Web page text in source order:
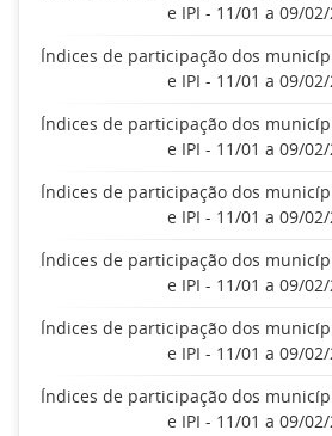
e IPI - 11/01 a 09/
Índices de participação dos
e IPI - 11/01 a 09/
Índices de participação dos
e IPI - 11/01 a 09/
Índices de participação dos
e IPI - 11/01 a 09/
Índices de participação dos
e IPI - 11/01 a 09/
Índices de participação dos
e IPI - 11/01 a 09/
Índices de participação dos
e IPI - 11/01 a 09/